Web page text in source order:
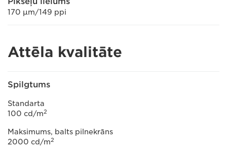
170 μm/149 ppi
Attēla kvalitāte
Spilgtums
Standarta
100 cd/m2
Maksimums, balts pilnekrāns
2000 cd/m2